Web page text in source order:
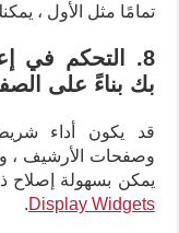
تمامًا مثل الأول ،
8. التحكم في
بك بناءً على
قد يكون أداء
وصفحات الأرشيف ،
يمكن بسهولة إصلاح
Display Widgets
.